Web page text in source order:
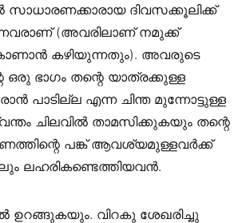
ദിവസക്കൂലിക്ക്
(അവരിലാണ് നമുക്ക്
കഴിയുന്നതും). അവരുടെ
ഒരു ഭാഗം തന്റെ യാത്രക്കുള്ള
പാടില്ല എന്ന ചിന്ത മുന്നോട്ടുള്ള
ചിലവിൽ താമസിക്കുകയും തന്റെ
പങ്ക് ആവശ്യമുള്ളവർക്ക്
ലഹരികണ്ടെത്തിയവൻ.
ഉറങ്ങുകയും. വിറകു ശേഖരിച്ചു